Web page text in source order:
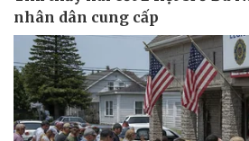
Pháp luật
Vụ án
Tin nóng
Tư vấn luật
Vũ
Việt